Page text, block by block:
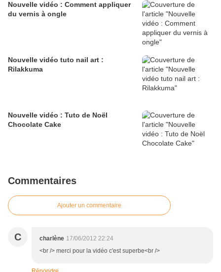
Nouvelle vidéo : Comment appliquer
du vernis à ongle
Nouvelle vidéo tuto nail art :
Rilakkuma
Nouvelle vidéo : Tuto de Noël
Chocolate Cake
Commentaires
Ajouter un commentaire
C charlène 17/06/2012 22:24
<br /> merci pour la vidéo c'est superbe<br />